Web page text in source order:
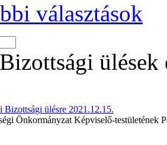
választások
ülések
Bizottsági ülésre 2021.12.15.
Önkormányzat Képviselő-testületének